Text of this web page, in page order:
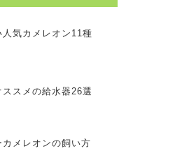
気カメレオン11種
スメの給水器26選
メレオンの飼い方